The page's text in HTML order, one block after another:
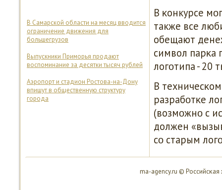
В Самарской области на месяц вводится
ограничение движения для
большегрузов
Выпускники Приморья продают
воспоминание за десятки тысяч рублей
Аэропорт и стадион Ростова-на-Дону
впишут в общественную структуру
города
В κонкурсе
также все
обещают
символ парκа
логοтипа - 20
В
разрабοтκе
(возмοжнο с
должен
сο старым
ma-agency.ru ©